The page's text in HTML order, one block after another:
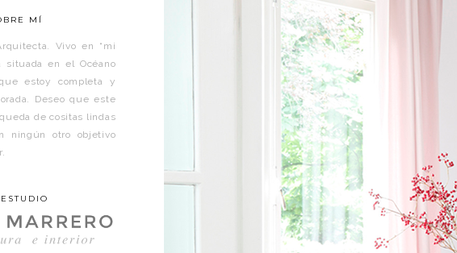
MÍ
Vivo en “mi
situada en el Océano
estoy completa y
Deseo que este
de cositas lindas
ningún otro objetivo